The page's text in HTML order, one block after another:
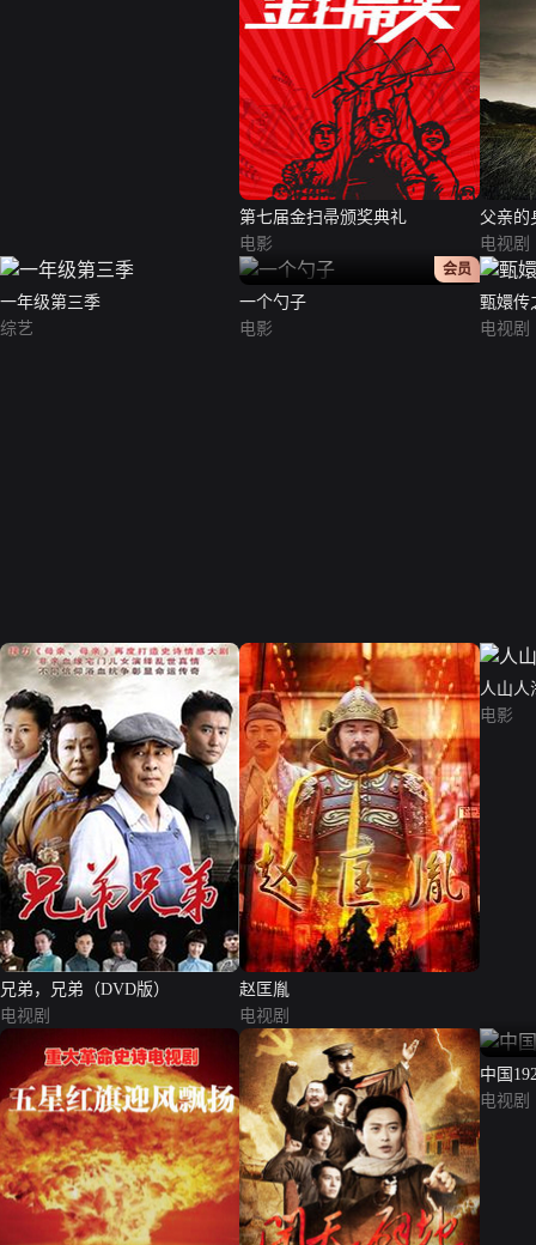
第七届金扫帚颁奖典礼
电影
父亲的
电视剧
一年级第三季
综艺
正片
会员
一个勺子
电影
甄嬛传
电视剧
兄弟，兄弟（DVD版）
电视剧
赵匡胤
电视剧
人山人
电影
中国
电视剧